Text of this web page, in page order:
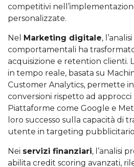
competitivi
personalizzate.
Nel Marketing digitale,
comportamentali ha
acquisizione e retention clienti.
in tempo reale, basata su
Customer Analytics, permette
conversioni rispetto ad approcci
Piattaforme come Google e
loro successo sulla capacità di
utente in targeting pubblicitario
Nei servizi finanziari, l’analisi
abilita credit scoring avanzati,